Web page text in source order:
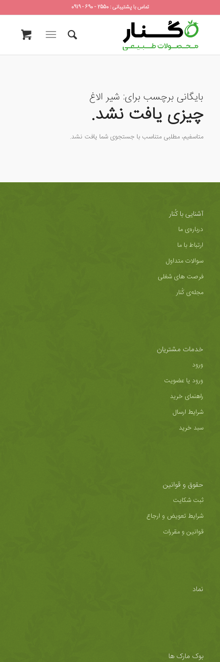
تماس با پشتیبانی : 2550 - 690 - 0919
بایگانی برچسب برای: شیر الاغ
چیزی یافت نشد.
متاسفیم، مطلبی متناسب با جستجوی شما یافت نشد.
آشنایی با کُنار
درباره‌ی ما
ارتباط با ما
سوالات متداول
فرصت های شغلی
مجله‌ی کُنار
خدمات مشتریان
ورود
ورود یا عضویت
راهنمای خرید
شرایط ارسال
سبد خرید
حقوق و قوانین
ثبت شکایت
شرایط تعویض و ارجاع
قوانین و مقررات
نماد
بوک مارک ها